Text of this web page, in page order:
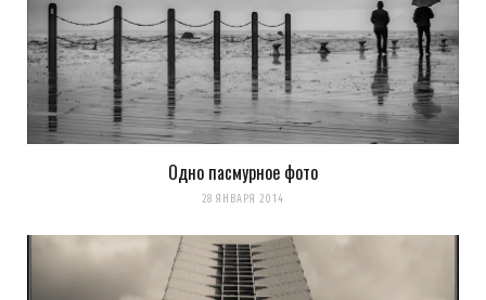
Одно пасмурное фото
28 ЯНВАРЯ 2014